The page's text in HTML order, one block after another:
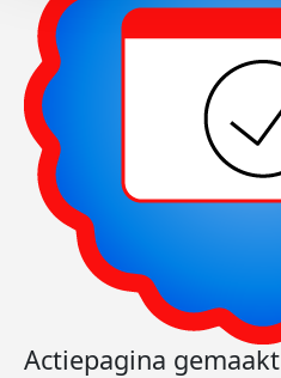
Actiepagina gemaakt